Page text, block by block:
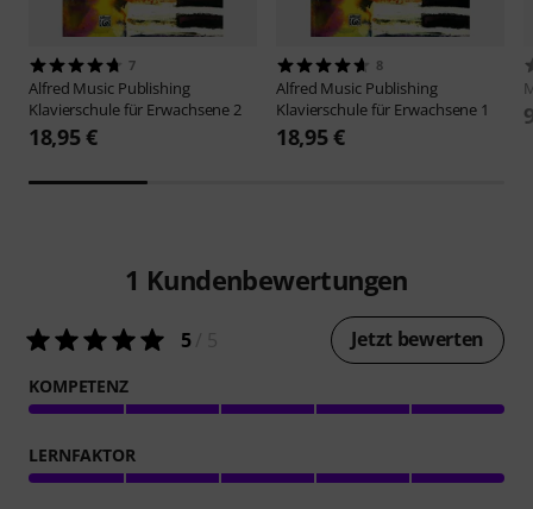
7
Alfred Music Publishing
Klavierschule für Erwachsene 2
18,95 €
8
Alfred Music Publishing
Klavierschule für Erwachsene 1
18,95 €
1 Kundenbewertungen
5/ 5 Jetzt bewerten
KOMPETENZ
LERNFAKTOR